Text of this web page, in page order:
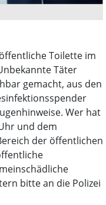
Toilette im
Täter
gemacht, aus den
Wer hat
und dem
der öffentlichen
bitte an die Polizei